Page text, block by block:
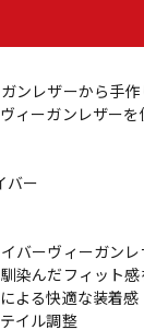
ンレザーから手
ィーガンレザー
バー
バーヴィーガンレ
染んだフィット
よる快適な装着感
イル調整